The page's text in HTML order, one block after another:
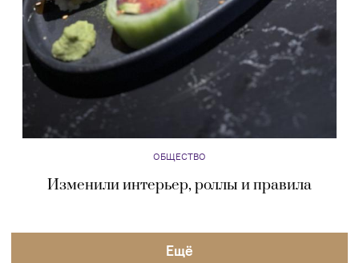
ОБЩЕСТВО
Изменили интерьер, роллы и правила
Eщё